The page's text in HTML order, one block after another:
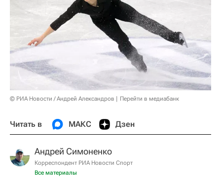
© РИА Новости / Андрей Александров Перейти в медиабанк
Читать в МАКС Дзен
Андрей Симоненко
Корреспондент РИА Новости Спорт
Все материалы